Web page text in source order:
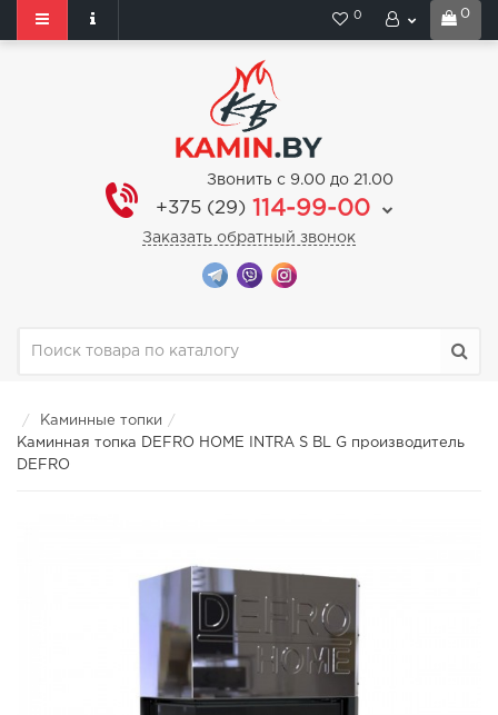
0
0
Звонить с 9.00 до 21.00
+375 (29) 114-99-00
Заказать обратный звонок
Каминные топки
Каминная топка DEFRO HOME INTRA S BL G производитель
DEFRO